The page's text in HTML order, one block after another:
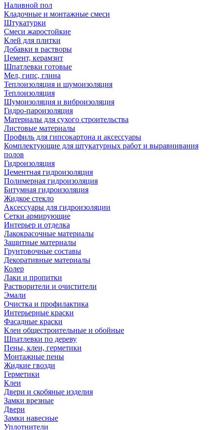
Наливной пол
Кладочные и монтажные смеси
Штукатурки
Смеси жаростойкие
Клей для плитки
Добавки в растворы
Цемент, керамзит
Шпатлевки готовые
Мел, гипс, глина
Теплоизоляция и шумоизоляция
Теплоизоляция
Шумоизоляция и виброизоляция
Гидро-пароизоляция
Материалы для сухого строительства
Листовые материалы
Профиль для гипсокартона и аксессуары
Комплектующие для штукатурных работ и выравнивания
полов
Гидроизоляция
Цементная гидроизоляция
Полимерная гидроизоляция
Битумная гидроизоляция
Жидкое стекло
Аксессуары для гидроизоляции
Сетки армирующие
Интерьер и отделка
Лакокрасочные материалы
Защитные материалы
Грунтовочные составы
Декоративные материалы
Колер
Лаки и пропитки
Растворители и очистители
Эмали
Очистка и профилактика
Интерьерные краски
Фасадные краски
Клеи общестроительные и обойные
Шпатлевки по дереву
Пены, клеи, герметики
Монтажные пены
Жидкие гвозди
Герметики
Клеи
Двери и скобяные изделия
Замки врезные
Двери
Замки навесные
Уплотнители